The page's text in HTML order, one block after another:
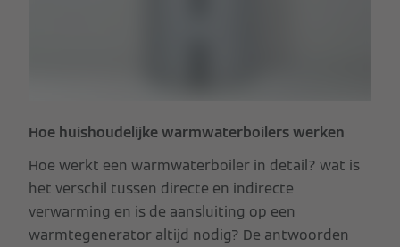
Hoe huishoudelijke warmwaterboilers werken
Hoe werkt een warmwaterboiler in detail? wat is
het verschil tussen directe en indirecte
verwarming en is de aansluiting op een
warmtegenerator altijd nodig? De antwoorden